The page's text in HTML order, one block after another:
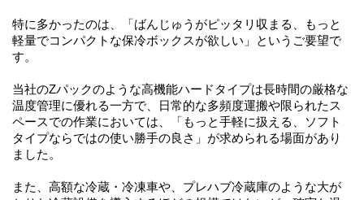
特に多かったのは、「ばんじゅうがピッタリ収まる、もっと
軽量でコンパクトな保冷ボックスが欲しい」というご要望で
す。
当社のZパックのような高機能ハードタイプは長時間の厳格な
温度管理に優れる一方で、日常的な多頻度運搬や限られたス
ペースでの作業においては、「もっと手軽に扱える、ソフト
タイプならではの使い勝手の良さ」が求められる場面があり
ました。
また、高額な冷蔵・冷凍車や、プレハブ冷蔵庫のような大が